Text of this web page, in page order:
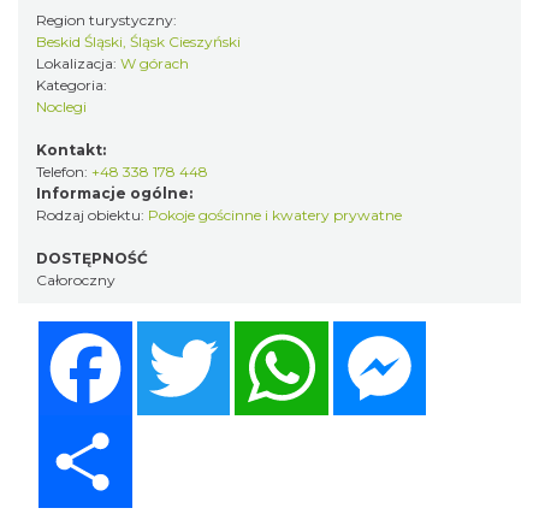
Region turystyczny:
Beskid Śląski, Śląsk Cieszyński
Lokalizacja: W górach
Kategoria:
Noclegi
Kontakt:
Telefon: +48 338 178 448
Informacje ogólne:
Rodzaj obiektu: Pokoje gościnne i kwatery prywatne
DOSTĘPNOŚĆ
Całoroczny
Twitter WhatsApp